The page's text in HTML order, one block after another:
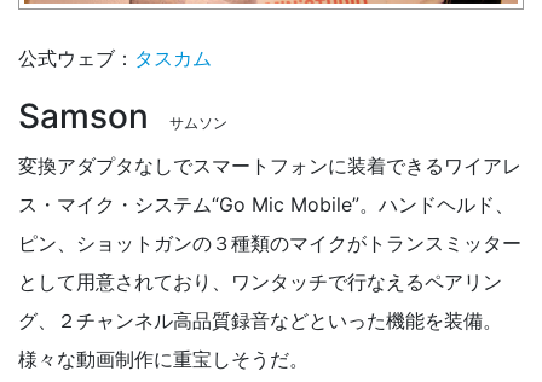
公式ウェブ： タスカム
Samson サムソン
変換アダプタなしでスマートフォンに装着できるワイアレ
ス・マイク・システム“Go Mic Mobile”。ハンドヘルド、
ピン、ショットガンの３種類のマイクがトランスミッター
として用意されており、ワンタッチで行なえるペアリン
グ、２チャンネル高品質録音などといった機能を装備。
様々な動画制作に重宝しそうだ。